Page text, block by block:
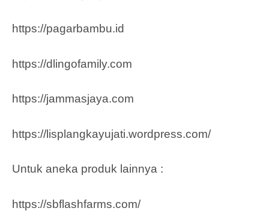
https://pagarbambu.id
https://dlingofamily.com
https://jammasjaya.com
https://lisplangkayujati.wordpress.com/
Untuk aneka produk lainnya :
https://sbflashfarms.com/